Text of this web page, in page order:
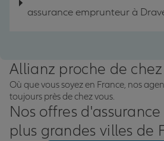
assurance emprunteur à
Allianz proche de
Où que vous soyez en France, nos
toujours près de chez vous.
Nos offres
plus grandes villes de